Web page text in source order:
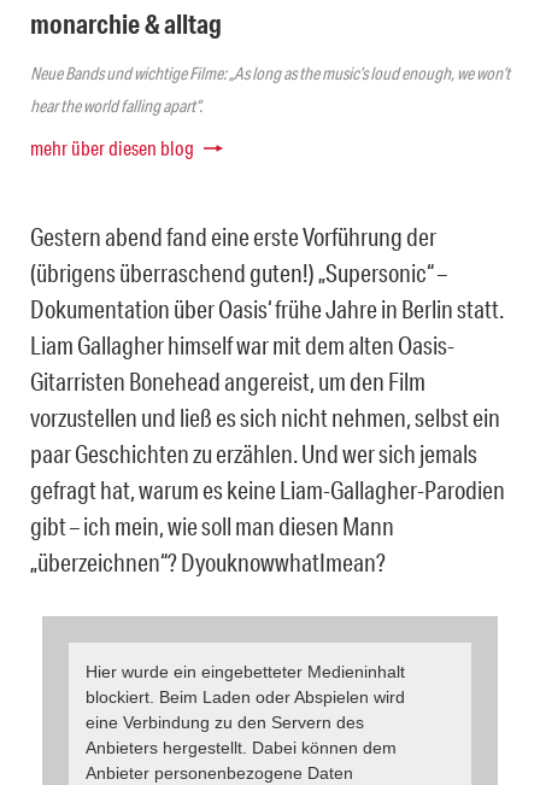
monarchie & alltag
Neue Bands und wichtige Filme: „As long as the music’s loud enough, we won’t
hear the world falling apart“.
mehr über diesen blog
Gestern abend fand eine erste Vorführung der
(übrigens überraschend guten!) „Supersonic“ –
Dokumentation über Oasis‘ frühe Jahre in Berlin statt.
Liam Gallagher himself war mit dem alten Oasis-
Gitarristen Bonehead angereist, um den Film
vorzustellen und ließ es sich nicht nehmen, selbst ein
paar Geschichten zu erzählen. Und wer sich jemals
gefragt hat, warum es keine Liam-Gallagher-Parodien
gibt – ich mein, wie soll man diesen Mann
„überzeichnen“? DyouknowwhatImean?
Hier wurde ein eingebetteter Medieninhalt
blockiert. Beim Laden oder Abspielen wird
eine Verbindung zu den Servern des
Anbieters hergestellt. Dabei können dem
Anbieter personenbezogene Daten